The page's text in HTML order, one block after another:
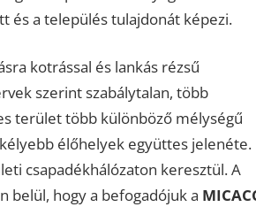
és a település tulajdonát képezi.
kotrással és lankás rézsű
szerint szabálytalan, több
terület több különböző mélységű
élőhelyek együttes jelenéte.
csapadékhálózaton keresztül. A
belül, hogy a befogadójuk a